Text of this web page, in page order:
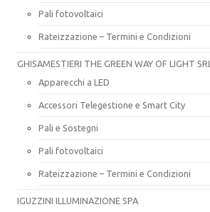
Pali fotovoltaici
Rateizzazione – Termini e Condizioni
GHISAMESTIERI THE GREEN WAY OF LIGHT SRL
Apparecchi a LED
Accessori Telegestione e Smart City
Pali e Sostegni
Pali fotovoltaici
Rateizzazione – Termini e Condizioni
IGUZZINI ILLUMINAZIONE SPA